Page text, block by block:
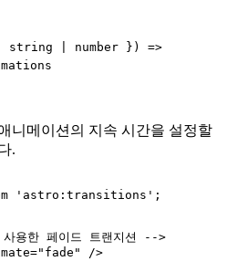
string | number }) =>
니메이션의 지속 시간을 설정할
.
' astro:transitions ' ;
용한 페이드 트랜지션 -->
=" fade " />